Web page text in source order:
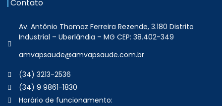
Contato
Av. Antônio Thomaz Ferreira Rezende, 3.180 Distrito
Industrial – Uberlândia – MG CEP: 38.402-349
amvapsaude@amvapsaude.com.br
(34) 3213-2536
(34) 9 9861-1830
Horário de funcionamento: